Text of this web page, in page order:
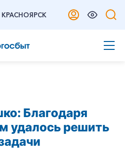
КРАСНОЯРСК
Благодаря
удалось решить